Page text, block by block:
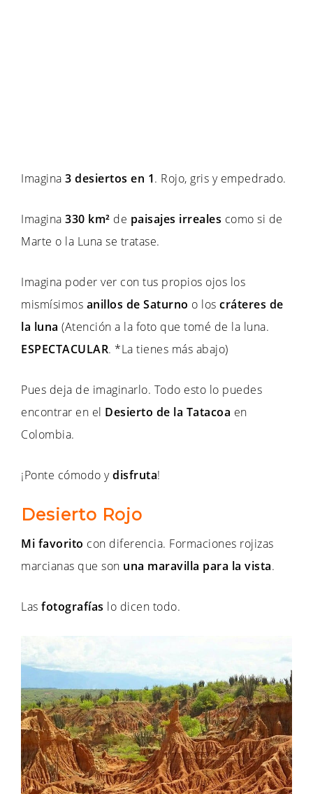
Imagina 3 desiertos en 1. Rojo, gris y empedrado.
Imagina 330 km² de paisajes irreales como si de
Marte o la Luna se tratase.
Imagina poder ver con tus propios ojos los
mismísimos anillos de Saturno o los cráteres de
la luna (Atención a la foto que tomé de la luna.
ESPECTACULAR. *La tienes más abajo)
Pues deja de imaginarlo. Todo esto lo puedes
encontrar en el Desierto de la Tatacoa en
Colombia.
¡Ponte cómodo ydisfruta!
Desierto Rojo
Mi favorito con diferencia. Formaciones rojizas
marcianas que son una maravilla para la vista.
Las fotografías lo dicen todo.